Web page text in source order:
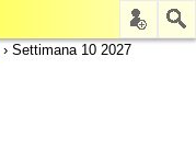
› Settimana 10 2027